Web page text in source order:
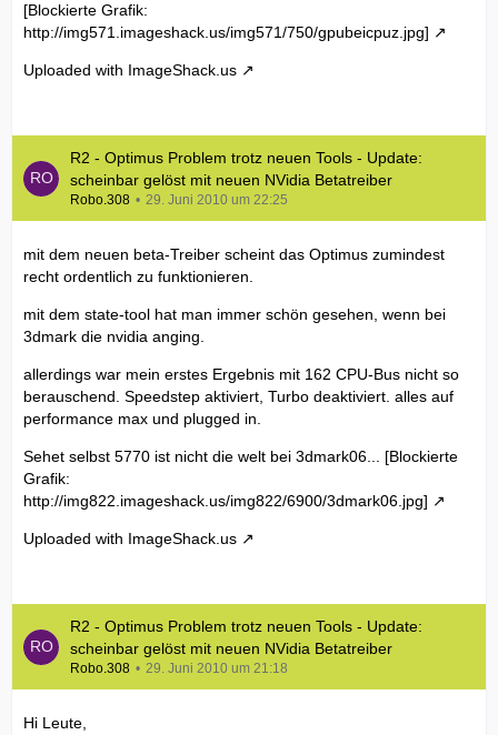
Frequency mit 399.0MHZ
denFSB : DRAM 1 : 2
tRCD
TRP
DieDRAM Frequencyentspricht nun also dem realtakt von
400 MHZ ( 399MHZ)
DasFSB : DRAMTeilerverhältiniss
Rated FSB =798MHZ (800MHZ) :DRAM Frequency
=399MHZ (400MHZ) --> entspricht dem Verhältniss 1:2
Es wäre hilfreich wenn du mal Screenshots von deinem
Speicher Riegeln unter CPU-Z machen könntest. Am
interessiere den für ein 1 : 2 Verhältniss bist du zu hoch,
Das lässt mir grad so gar keine Ruhe ich will wissen ob das
nun so passt oder nicht.
[Blockierte Grafik:
http://img571.imageshack.us/img571/750/gpubeicpuz.jpg]
Uploaded with ImageShack.us
R2 - Optimus Problem trotz neuen Tools - Update:
scheinbar gelöst mit neuen NVidia Betatreiber
Robo.308 29. Juni 2010 um 22:25
mit dem neuen beta-Treiber scheint das Optimus zumindest
recht ordentlich zu funktionieren.
mit dem state-tool hat man immer schön gesehen, wenn bei
3dmark die nvidia anging.
allerdings war mein erstes Ergebnis mit 162 CPU-Bus nicht so
berauschend. Speedstep aktiviert, Turbo deaktiviert. alles auf
performance max und plugged in.
Sehet selbst 5770 ist nicht die welt bei 3dmark06... [Blockierte
Grafik:
http://img822.imageshack.us/img822/6900/3dmark06.jpg]
Uploaded with ImageShack.us
R2 - Optimus Problem trotz neuen Tools - Update:
scheinbar gelöst mit neuen NVidia Betatreiber
Robo.308 29. Juni 2010 um 21:18
Hi Leute,